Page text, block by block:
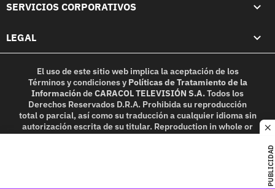
PUBLICIDAD
SERVICIOS CORPORATIVOS
LEGAL
El uso de este sitio web implica la aceptación de los
Términos y condicionesy Políticas de Tratamiento de la
InformacióndeCARACOL TELEVISIÓN S.A.Todos los
Derechos Reservados D.R.A. Prohibida su reproducción
total o parcial, así como su traducción a cualquier idioma sin
autorización escrita de su titular. Reproduction in whole or